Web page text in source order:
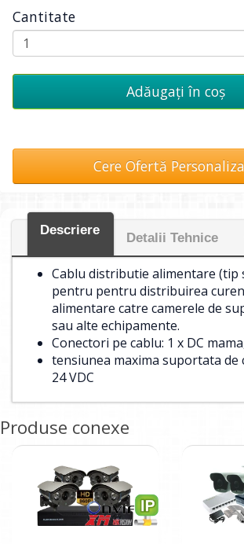
Cantitate
Adăugați în coş
Cere Ofertă
Descriere
Detalii Tehnice
Cablu distributie alimentare (tip
pentru pentru distribuirea
alimentare catre camerele de
sau alte echipamente.
Conectori pe cablu: 1 x DC
tensiunea maxima suportata de
24 VDC
Produse conexe